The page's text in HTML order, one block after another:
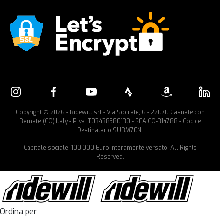
Copyright © 2026 - Ridewill srl - Via Socrate, 6 - 22070 Casnate con
Bernate (CO) Italy - P.iva IT03438580130 - REA CO-314788 - Codice
Destinatario SUBM70N.
Capitale sociale: 100.000 Euro interamente versato. All Rights
Reserved.
Ordina per